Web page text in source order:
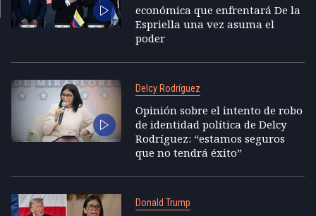
económica que enfrentará De la
Espriella una vez asuma el
poder
Delcy Rodríguez
Opinión sobre el intento de robo
de identidad política de Delcy
Rodríguez: “estamos seguros
que no tendrá éxito”
Donald Trump